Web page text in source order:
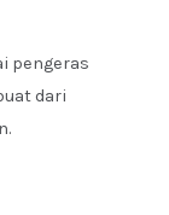
pengeras
dari